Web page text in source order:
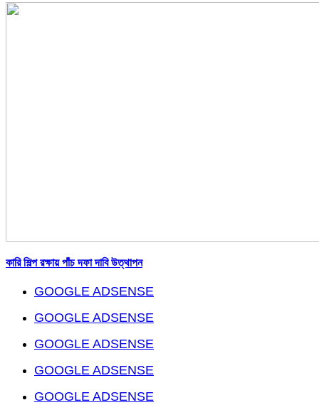
কারি শিল্প রক্ষায় পাঁচ দফা দাবি উত্থাপন
GOOGLE ADSENSE
GOOGLE ADSENSE
GOOGLE ADSENSE
GOOGLE ADSENSE
GOOGLE ADSENSE